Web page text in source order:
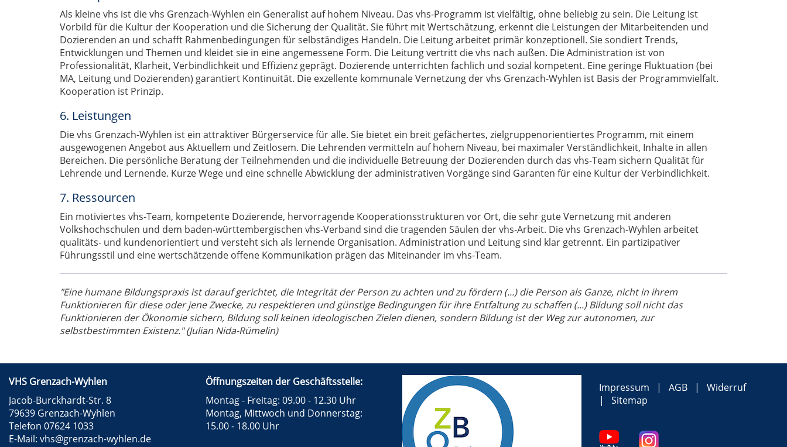
Als kleine vhs ist die vhs Grenzach-Wyhlen ein Generalist auf hohem Niveau. Das vhs-Programm ist vielfältig, ohne beliebig zu sein. Die Leitung ist
Vorbild für die Kultur der Kooperation und die Sicherung der Qualität. Sie führt mit Wertschätzung, erkennt die Leistungen der Mitarbeitenden und
Dozierenden an und schafft Rahmenbedingungen für selbständiges Handeln. Die Leitung arbeitet primär konzeptionell. Sie sondiert Trends,
Entwicklungen und Themen und kleidet sie in eine angemessene Form. Die Leitung vertritt die vhs nach außen. Die Administration ist von
Professionalität, Klarheit, Verbindlichkeit und Effizienz geprägt. Dozierende unterrichten fachlich und sozial kompetent. Eine geringe Fluktuation (bei
MA, Leitung und Dozierenden) garantiert Kontinuität. Die exzellente kommunale Vernetzung der vhs Grenzach-Wyhlen ist Basis der Programmvielfalt.
Kooperation ist Prinzip.
6. Leistungen
Die vhs Grenzach-Wyhlen ist ein attraktiver Bürgerservice für alle. Sie bietet ein breit gefächertes, zielgruppenorientiertes Programm, mit einem
ausgewogenen Angebot aus Aktuellem und Zeitlosem. Die Lehrenden vermitteln auf hohem Niveau, bei maximaler Verständlichkeit, Inhalte in allen
Bereichen. Die persönliche Beratung der Teilnehmenden und die individuelle Betreuung der Dozierenden durch das vhs-Team sichern Qualität für
Lehrende und Lernende. Kurze Wege und eine schnelle Abwicklung der administrativen Vorgänge sind Garanten für eine Kultur der Verbindlichkeit.
7. Ressourcen
Ein motiviertes vhs-Team, kompetente Dozierende, hervorragende Kooperationsstrukturen vor Ort, die sehr gute Vernetzung mit anderen
Volkshochschulen und dem baden-württembergischen vhs-Verband sind die tragenden Säulen der vhs-Arbeit. Die vhs Grenzach-Wyhlen arbeitet
qualitäts- und kundenorientiert und versteht sich als lernende Organisation. Administration und Leitung sind klar getrennt. Ein partizipativer
Führungsstil und eine wertschätzende offene Kommunikation prägen das Miteinander im vhs-Team.
"Eine humane Bildungspraxis ist darauf gerichtet, die Integrität der Person zu achten und zu fördern (...) die Person als Ganze, nicht in ihrem
Funktionieren für diese oder jene Zwecke, zu respektieren und günstige Bedingungen für ihre Entfaltung zu schaffen (...) Bildung soll nicht das
Funktionieren der Ökonomie sichern, Bildung soll keinen ideologischen Zielen dienen, sondern Bildung ist der Weg zur autonomen, zur
selbstbestimmten Existenz." (Julian Nida-Rümelin)
VHS Grenzach-Wyhlen
Jacob-Burckhardt-Str. 8
79639 Grenzach-Wyhlen
Telefon 07624 1033
E-Mail: vhs@grenzach-wyhlen.de
Öffnungszeiten der Geschäftsstelle:
Montag - Freitag: 09.00 - 12.30 Uhr
Montag, Mittwoch und Donnerstag:
15.00 - 18.00 Uhr
Impressum AGB
Widerruf
Sitemap